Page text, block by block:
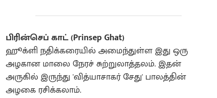
பிரின்செப் காட் (Prinsep Ghat)
​ஹூக்ளி நதிக்கரையில் அமைந்துள்ள இது ஒரு
அழகான மாலை நேரச் சுற்றுலாத்தலம். இதன்
அருகில் இருந்து 'வித்யாசாகர் சேது' பாலத்தின்
அழகை ரசிக்கலாம்.